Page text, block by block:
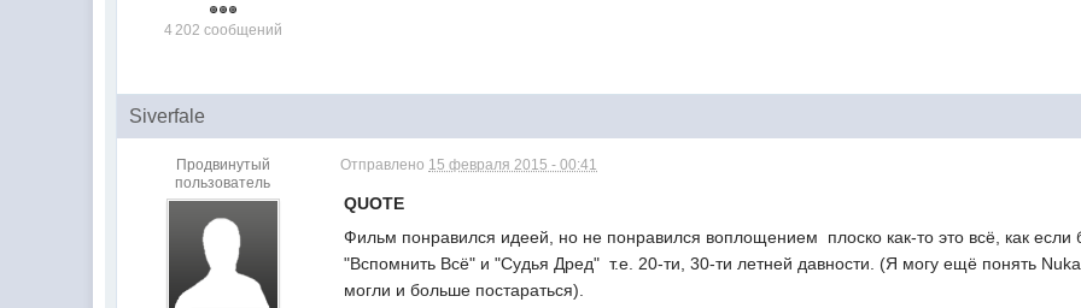
4 202 сообщений
Siverfale
Продвинутый
пользователь
Отправлено 15 февраля 2015 - 00:41
QUOTE
Фильм понравился идеей, но не понравился воплощением  плоско как-то это всё, как
"Вспомнить Всё" и "Судья Дред"  т.е. 20-ти, 30-ти летней давности. (Я могу ещё понять
могли и больше постараться).